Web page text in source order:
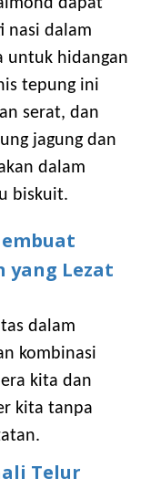
dapat
nasi dalam
untuk hidangan
tepung ini
serat, dan
jagung dan
dalam
biskuit.
yang Lezat
dalam
kombinasi
kita dan
kita tanpa
Telur